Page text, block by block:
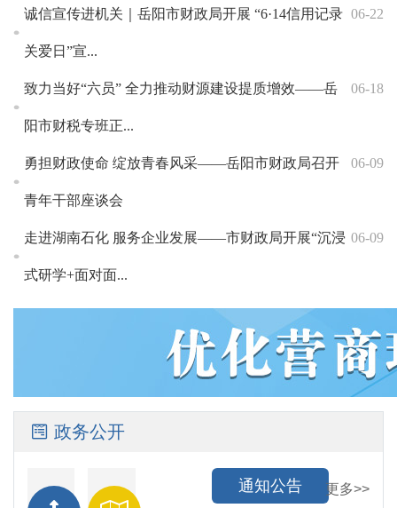
06-22
诚信宣传进机关｜岳阳市财政局开展 “6·14信用记录
关爱日”宣...
06-18
致力当好“六员” 全力推动财源建设提质增效——岳
阳市财税专班正...
06-09
勇担财政使命 绽放青春风采——岳阳市财政局召开
青年干部座谈会
06-09
走进湖南石化 服务企业发展——市财政局开展“沉浸
式研学+面对面...
政务公开
通知公告
更多>>